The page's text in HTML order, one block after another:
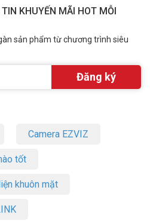
KHUYẾN MÃI HOT MỖI
sản phẩm từ chương trình siêu
Camera EZVIZ
tốt
khuôn mặt